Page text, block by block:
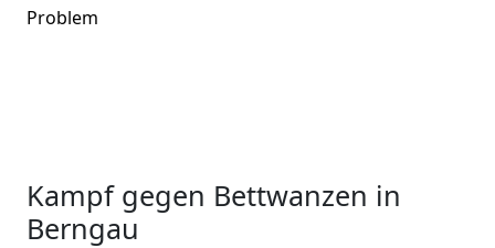
Problem
Kampf gegen Bettwanzen in
Berngau